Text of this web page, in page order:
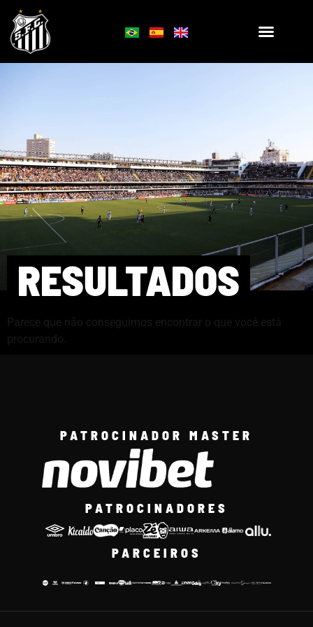
RESULTADOS
Parece que não conseguimos encontrar o que você está
procurando.
PATROCINADOR MASTER
PATROCINADORES
PARCEIROS